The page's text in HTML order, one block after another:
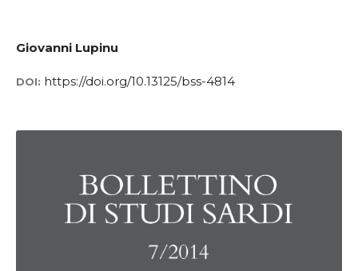
Giovanni Lupinu
DOI: https://doi.org/10.13125/bss-4814